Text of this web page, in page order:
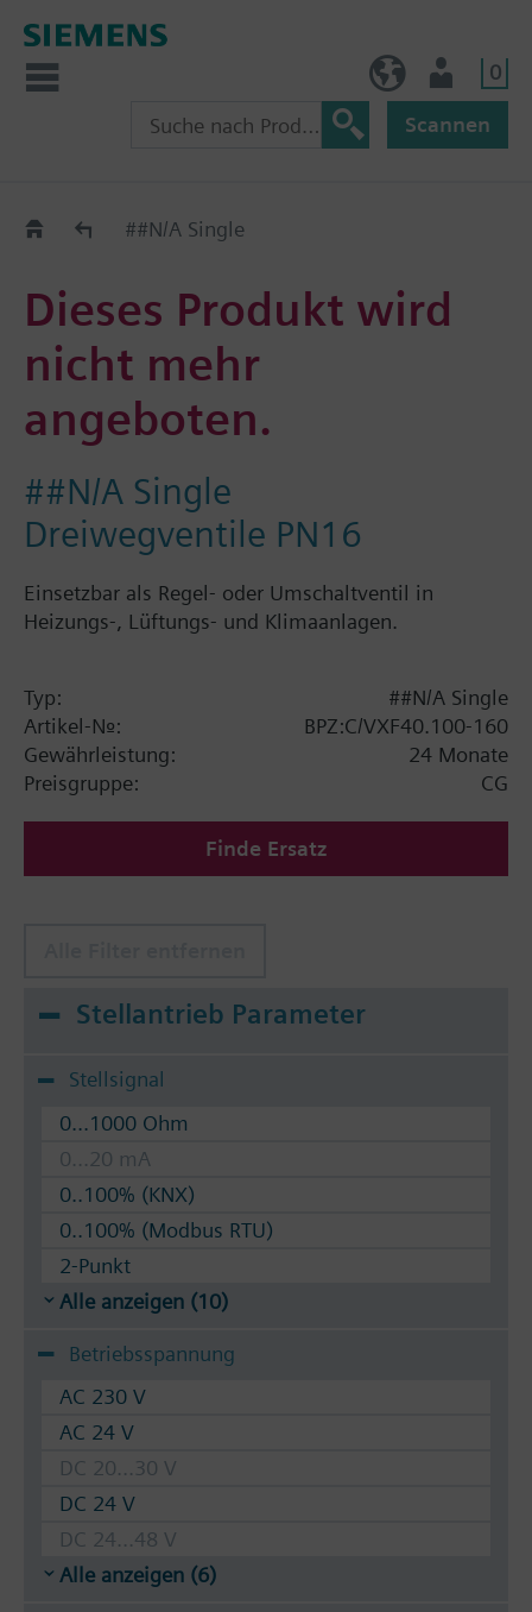
0
Scannen
Old2New##N/A Single
Dieses Produkt wird
nicht mehr
angeboten.
##N/A Single
Dreiwegventile PN16
Einsetzbar als Regel- oder Umschaltventil in
Heizungs-, Lüftungs- und Klimaanlagen.
Typ:
##N/A Single
Artikel-Nr.:
BPZ:C/VXF40.100-160
Gewährleistung:
24 Monate
Preisgruppe:
CG
Finde Ersatz
Stellantrieb Parameter
Stellsignal
0...1000 Ohm
0...20 mA
0..100% (KNX)
0..100% (Modbus RTU)
2-Punkt
Alle anzeigen (10)
Betriebsspannung
AC 230 V
AC 24 V
DC 20...30 V
DC 24 V
DC 24...48 V
Alle anzeigen (6)